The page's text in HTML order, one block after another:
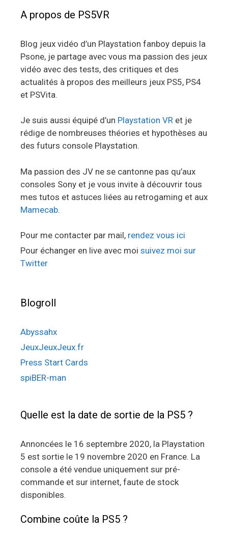
A propos de PS5VR
Blog jeux vidéo d’un Playstation fanboy depuis la
Psone, je partage avec vous ma passion des jeux
vidéo avec des tests, des critiques et des
actualités à propos des meilleurs jeux PS5, PS4
et PSVita.
Je suis aussi équipé d’un Playstation VR et je
rédige de nombreuses théories et hypothèses au
des futurs console Playstation.
Ma passion des JV ne se cantonne pas qu’aux
consoles Sony et je vous invite à découvrir tous
mes tutos et astuces liées au retrogaming et aux
Mamecab.
Pour me contacter par mail, rendez vous ici
Pour échanger en live avec moi suivez moi sur
Twitter
Blogroll
Abyssahx
JeuxJeuxJeux.fr
Press Start Cards
spiBER-man
Quelle est la date de sortie de la PS5 ?
Annoncées le 16 septembre 2020, la Playstation
5 est sortie le 19 novembre 2020 en France. La
console a été vendue uniquement sur pré-
commande et sur internet, faute de stock
disponibles.
Combine coûte la PS5 ?